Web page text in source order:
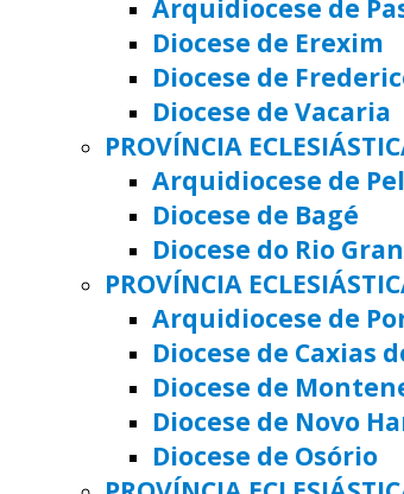
Arquidiocese de
Diocese de Erexim
Diocese de
Diocese de Vacaria
PROVÍNCIA
Arquidiocese de
Diocese de Bagé
Diocese do Rio
PROVÍNCIA
Arquidiocese de
Diocese de Caxias
Diocese de
Diocese de Novo
Diocese de Osório